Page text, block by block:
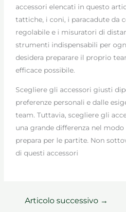
accessori elencati in questo
tattiche, i coni, i paracadute da
regolabile e i misuratori di
strumenti indispensabili per
desidera preparare il proprio
efficace possibile.
Scegliere gli accessori giusti
preferenze personali e dalle
team. Tuttavia, scegliere gli
una grande differenza nel
prepara per le partite. Non
di questi accessori
Articolo successivo →